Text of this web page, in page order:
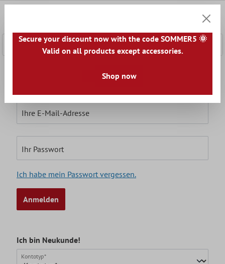
Ihre E-Mail-Adresse
Ihr Passwort
Ich habe mein Passwort vergessen.
Anmelden
Ich bin Neukunde!
Persönliche Informationen
Kontotyp*
Secure your discount now with the code SOMMER5 🌞
Valid on all products except accessories.
Shop now